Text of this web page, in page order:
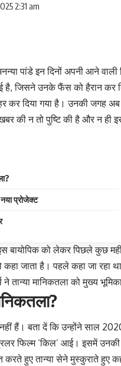
2:31 am
पांडे इन दिनों अपनी आने वाली
है, जिसने उनके फैंस को हैरान कर
कर दिया गया है। उनकी जगह
की न तो पुष्टि की है और न ही
प्रोजेक्ट
बायोपिक को लेकर पिछले कुछ
कहा जाता है। पहले कहा जा रहा
तान्या मानिकतला को मुख्य
नहीं हैं। बता दें कि उन्होंने साल
फिल्म ‘किल’ आई। इसमें
करते हुए तान्या सेने मुस्कुराते